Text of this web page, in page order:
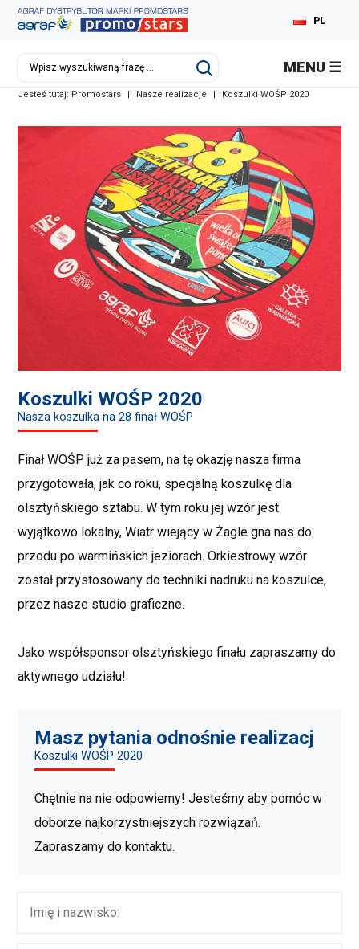
PL
MENU
Jesteś tutaj: Promostars | Nasze realizacje | Koszulki WOŚP 2020
Koszulki WOŚP 2020
Nasza koszulka na 28 finał WOŚP
FinałWOŚP już za pasem, na tę okazję nasza firma
przygotowała, jak co roku, specjalną koszulkę dla
olsztyńskiego sztabu. W tym roku jej wzór jest
wyjątkowo lokalny, Wiatr wiejący w Żagle gna nas do
przodu po warmińskich jeziorach. Orkiestrowy wzór
został przystosowany do techniki nadruku na koszulce,
przez nasze studio graficzne.
Jako współsponsor olsztyńskiego finału zapraszamy do
aktywnego udziału!
Masz pytania odnośnie realizacj
Koszulki WOŚP 2020
Chętnie na nie odpowiemy! Jesteśmy aby pomóc w
doborze najkorzystniejszych rozwiązań.
Zapraszamy do kontaktu.